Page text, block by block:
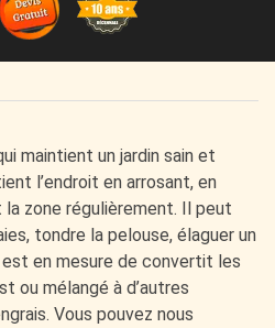
maintient un jardin sain et
l’endroit en arrosant, en
zone régulièrement. Il peut
tondre la pelouse, élaguer un
en mesure de convertit les
ou mélangé à d’autres
Vous pouvez nous